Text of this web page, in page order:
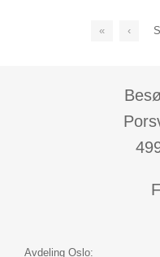
« ‹
Avdeling Oslo: